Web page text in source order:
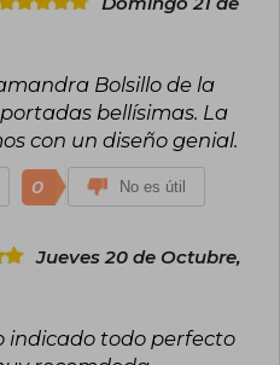
hadas El ickabog, que primero
más tarde donó todos los
más afectados por la
19. J.K. Rowling confiesa
ser escritora. Vive en Escocia
Bolsillo de la
bellísimas. La
con un diseño genial.
0 No es útil
Jueves 20 de Octubre,
indicado todo perfecto